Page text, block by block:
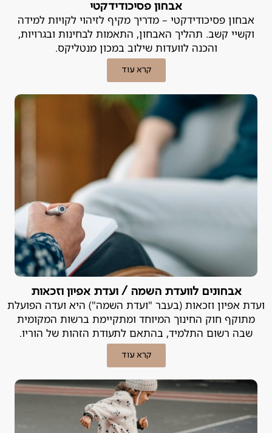
אבחון פסיכודידקטי
אבחון פסיכודידקטי – מדריך מקיף לזיהוי לקויות למידה
וקשיי קשב. תהליך האבחון, התאמות לבחינות ובגרויות,
והכנה לוועדות שילוב במכון מנטליקס.
קרא עוד
אבחונים לוועדת השמה / ועדת אפיון וזכאות
ועדת אפיון וזכאות (בעבר "ועדת השמה") היא ועדה הפועלת
מתוקף חוק החינוך המיוחד ומתקיימת ברשות המקומית
שבה רשום התלמיד, בהתאם לתעודת הזהות של הוריו.
קרא עוד